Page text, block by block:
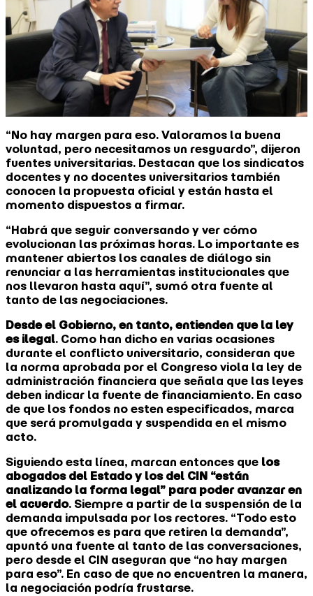
“No hay margen para eso. Valoramos la buena
voluntad, pero necesitamos un resguardo”, dijeron
fuentes universitarias. Destacan que los sindicatos
docentes y no docentes universitarios también
conocen la propuesta oficial y están hasta el
momento dispuestos a firmar.
“Habrá que seguir conversando y ver cómo
evolucionan las próximas horas. Lo importante es
mantener abiertos los canales de diálogo sin
renunciar a las herramientas institucionales que
nos llevaron hasta aquí”, sumó otra fuente al
tanto de las negociaciones.
Desde el Gobierno, en tanto, entienden que la ley
es ilegal. Como han dicho en varias ocasiones
durante el conflicto universitario, consideran que
la norma aprobada por el Congreso viola la ley de
administración financiera que señala que las leyes
deben indicar la fuente de financiamiento. En caso
de que los fondos no esten especificados, marca
que será promulgada y suspendida en el mismo
acto.
Siguiendo esta línea, marcan entonces que los
abogados del Estado y los del CIN “están
analizando la forma legal” para poder avanzar en
el acuerdo. Siempre a partir de la suspensión de la
demanda impulsada por los rectores. “Todo esto
que ofrecemos es para que retiren la demanda”,
apuntó una fuente al tanto de las conversaciones,
pero desde el CIN aseguran que “no hay margen
para eso”. En caso de que no encuentren la manera,
la negociación podría frustarse.